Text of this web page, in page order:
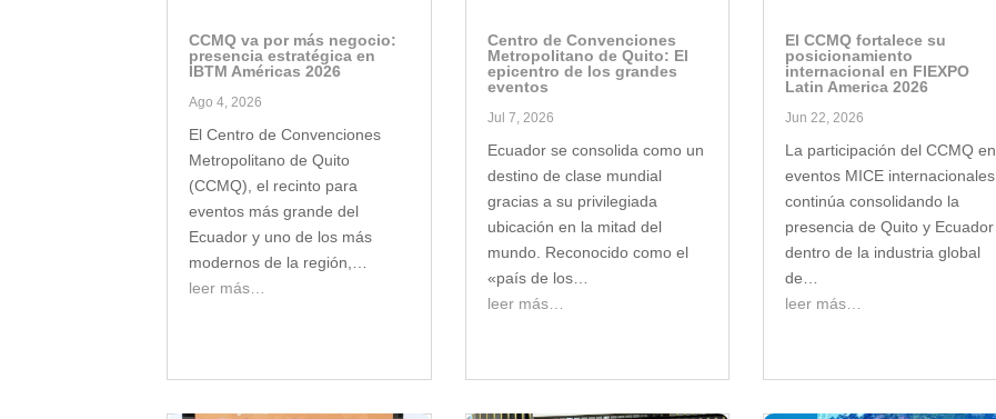
CCMQ va por más negocio:
presencia estratégica en
IBTM Américas 2026
Ago 4, 2026
El Centro de Convenciones
Metropolitano de Quito
(CCMQ), el recinto para
eventos más grande del
Ecuador y uno de los más
modernos de la región,…
leer más…
Centro de Convenciones
Metropolitano de Quito: El
epicentro de los grandes
eventos
Jul 7, 2026
Ecuador se consolida como un
destino de clase mundial
gracias a su privilegiada
ubicación en la mitad del
mundo. Reconocido como el
«país de los…
leer más…
El CCMQ fortalece su
posicionamiento
internacional en FIEXPO
Latin America 2026
Jun 22, 2026
La participación del CCMQ en
eventos MICE internacionales
continúa consolidando la
presencia de Quito y Ecuador
dentro de la industria global
de…
leer más…